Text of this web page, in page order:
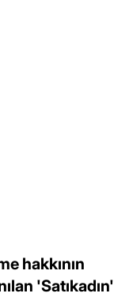
hakkının
'Satıkadın'